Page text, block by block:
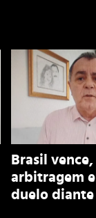
Brasil vence,
arbitragem
duelo diante